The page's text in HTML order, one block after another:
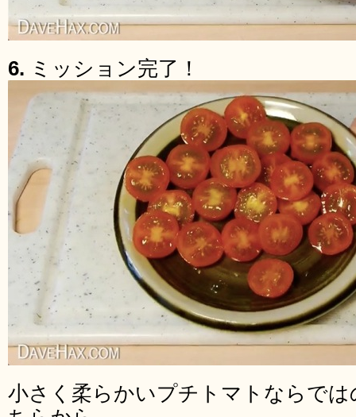
6. ミッション完了！
小さく柔らかいプチトマトならで